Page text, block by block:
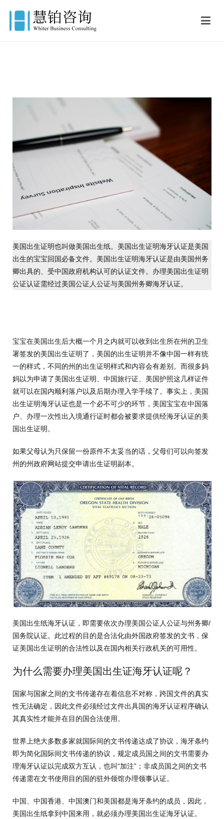
美国出生证明也叫做美国出生纸。美国出生证明海牙认证是美国
出生的宝宝回国必备文件。美国出生证明海牙认证是由美国州务
卿出具的、受中国政府机构认可的认证文件。办理美国出生证明
公证认证需经过美国公证人公证与美国州务卿海牙认证。
宝宝在美国出生后大概一个月之内就可以收到出生所在州的卫生
署签发的美国出生证明了，美国的出生证明并不像中国一样有统
一的样式，不同的州的出生证明样式和内容会有差别。而很多妈
妈以为申请了美国出生证明、中国旅行证、美国护照这几样证件
就可以在国内顺利落户以及后期办理入学手续了。事实上，美国
出生证明海牙认证也是一个必不可少的环节，美国宝宝在中国落
户、办理一次性出入境通行证时都会被要求提供经海牙认证的美
国出生证明。
如果父母认为只保留一份原件不太妥当的话，父母们可以向签发
州的州政府网站提交申请出生证明副本。
美国出生纸海牙认证，即需要依次办理美国公证人公证与州务卿/
国务院认证。此过程的目的是合法化由外国政府签发的文书，保
证美国出生证明的合法性以及在国内相关行政机关的可用性。
为什么需要办理美国出生证海牙认证呢？
国家与国家之间的文书传递存在着信息不对称，跨国文件的真实
性无法确定，因此文件必须经过文件出具国的海牙认证程序确认
其真实性才能并在目的国合法使用。
世界上绝大多数多家就国际间的文书传递达成了协议，海牙条约
即为简化国际间文书传递的协议，规定成员国之间的文书需要办
理海牙认证以完成双方互认，也叫“加注”；非成员国之间的文书
传递需在文书使用目的国的驻外领馆办理领事认证。
中国、中国香港、中国澳门和美国都是海牙条约的成员，因此，
美国出生纸拿到中国来用，就必须办理美国出生证海牙认证。